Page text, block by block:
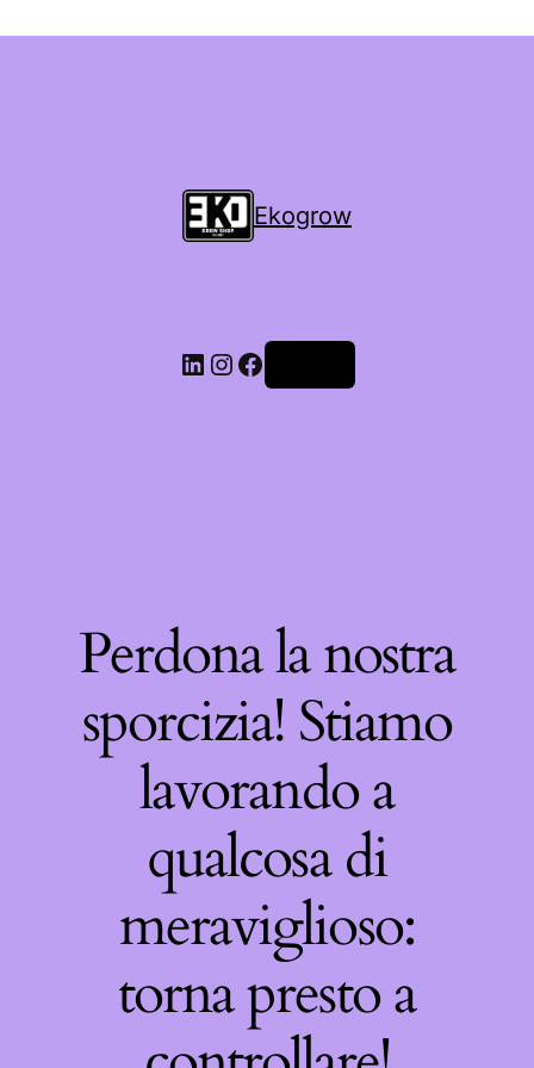
Ekogrow
Perdona la nostra
sporcizia! Stiamo
lavorando a
qualcosa di
meraviglioso:
torna presto a